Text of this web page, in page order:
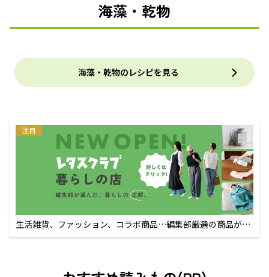
海藻・乾物
海藻・乾物のレシピを見る
注目
生活雑貨、ファッション、コラボ商品…編集部厳選の商品が買
えるECサイト